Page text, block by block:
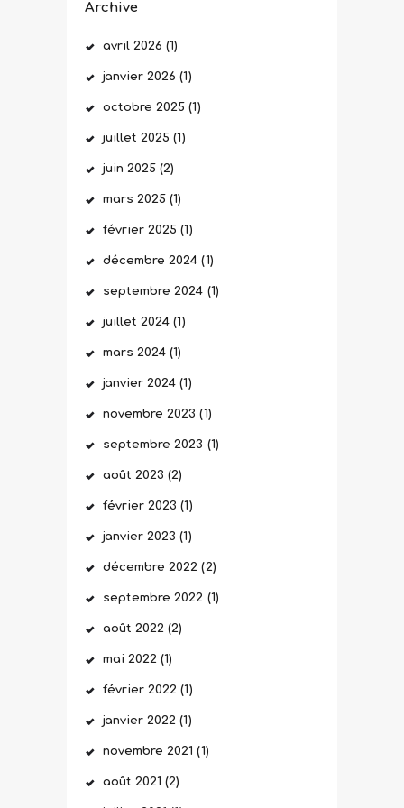
Archive
avril 2026 (1)
janvier2026 (1)
octobre2025 (1)
juillet2025 (1)
juin 2025 (2)
mars 2025 (1)
février2025 (1)
décembre2024 (1)
septembre2024 (1)
juillet2024 (1)
mars 2024 (1)
janvier2024 (1)
novembre2023 (1)
septembre2023 (1)
août 2023 (2)
février2023 (1)
janvier2023 (1)
décembre2022 (2)
septembre2022 (1)
août 2022 (2)
mai 2022 (1)
février2022 (1)
janvier2022 (1)
novembre2021 (1)
août 2021 (2)